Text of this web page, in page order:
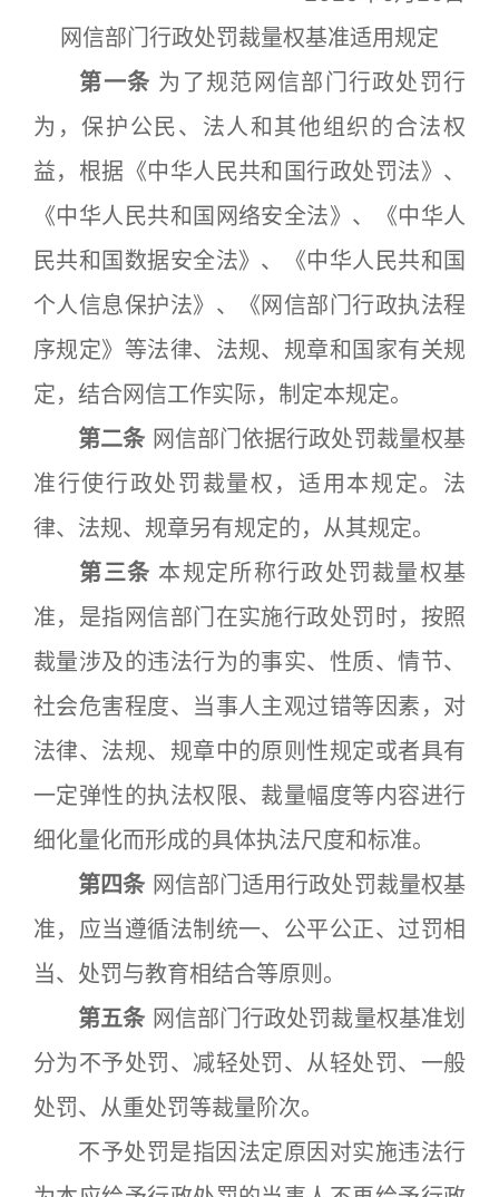
网信部门行政处罚裁量权基准适用规定
第一条 为了规范网信部门行政处罚行
为，保护公民、法人和其他组织的合法权
益，根据《中华人民共和国行政处罚法》、
《中华人民共和国网络安全法》、《中华人
民共和国数据安全法》、《中华人民共和国
个人信息保护法》、《网信部门行政执法程
序规定》等法律、法规、规章和国家有关规
定，结合网信工作实际，制定本规定。
第二条 网信部门依据行政处罚裁量权基
准行使行政处罚裁量权，适用本规定。法
律、法规、规章另有规定的，从其规定。
第三条 本规定所称行政处罚裁量权基
准，是指网信部门在实施行政处罚时，按照
裁量涉及的违法行为的事实、性质、情节、
社会危害程度、当事人主观过错等因素，对
法律、法规、规章中的原则性规定或者具有
一定弹性的执法权限、裁量幅度等内容进行
细化量化而形成的具体执法尺度和标准。
第四条 网信部门适用行政处罚裁量权基
准，应当遵循法制统一、公平公正、过罚相
当、处罚与教育相结合等原则。
第五条 网信部门行政处罚裁量权基准划
分为不予处罚、减轻处罚、从轻处罚、一般
处罚、从重处罚等裁量阶次。
不予处罚是指因法定原因对实施违法行